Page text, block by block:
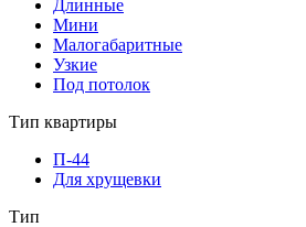
Длинные
Мини
Малогабаритные
Узкие
Под потолок
Тип квартиры
П-44
Для хрущевки
Тип